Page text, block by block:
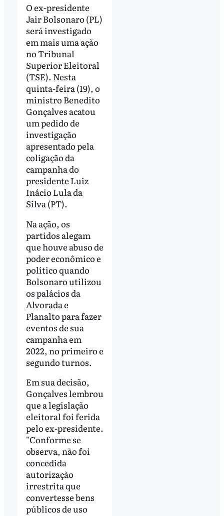
O ex-presidente
Jair Bolsonaro (PL)
será investigado
em mais uma ação
no Tribunal
Superior Eleitoral
(TSE). Nesta
quinta-feira (19), o
ministro Benedito
Gonçalves acatou
um pedido de
investigação
apresentado pela
coligação da
campanha do
presidente Luiz
Inácio Lula da
Silva (PT).
Na ação, os
partidos alegam
que houve abuso de
poder econômico e
político quando
Bolsonaro utilizou
os palácios da
Alvorada e
Planalto para fazer
eventos de sua
campanha em
2022, no primeiro e
segundo turnos.
Em sua decisão,
Gonçalves lembrou
que a legislação
eleitoral foi ferida
pelo ex-presidente.
"Conforme se
observa, não foi
concedida
autorização
irrestrita que
convertesse bens
públicos de uso